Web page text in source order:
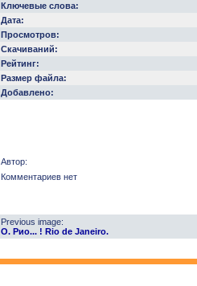
Ключевые слова:
Дата:
Просмотров:
Скачиваний:
Рейтинг:
Размер файла:
Добавлено:
Автор:
Комментариев нет
Previous image:
О. Рио... ! Rio de Janeiro.